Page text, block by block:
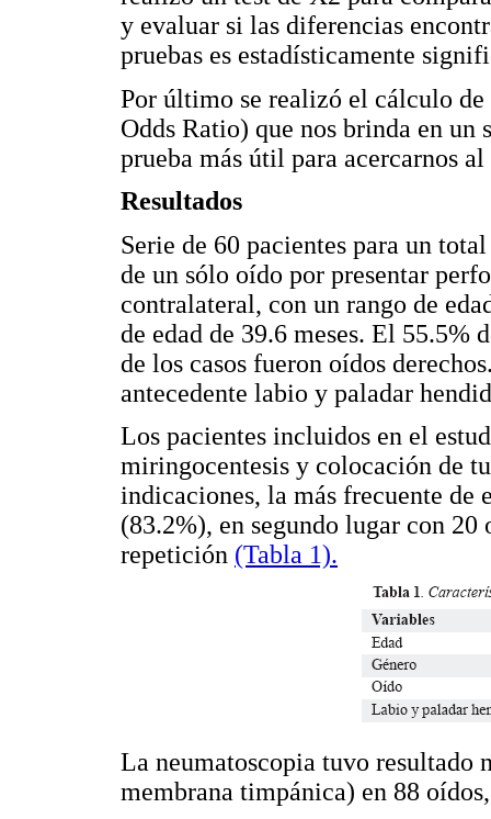
y evaluar si las diferencias
pruebas es estadísticamente
Por último se realizó el cálculo
Odds Ratio) que nos brinda en
prueba más útil para acercarnos
Resultados
Serie de 60 pacientes para un
de un sólo oído por presentar
contralateral, con un rango de
de edad de 39.6 meses. El 55.5%
de los casos fueron oídos
antecedente labio y paladar
Los pacientes incluidos en el
miringocentesis y colocación de
indicaciones, la más frecuente de
(83.2%), en segundo lugar con
repetición (Tabla 1).
La neumatoscopia tuvo resultado
membrana timpánica) en 88